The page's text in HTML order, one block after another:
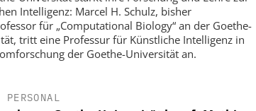
Intelligenz: Marcel H. Schulz, bisher
für „Computational Biology“ an der Goethe-
tritt eine Professur für Künstliche Intelligenz in
der Goethe-Universität an.
PERSONAL